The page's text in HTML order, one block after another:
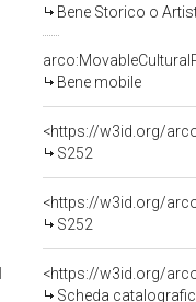
Bene Storico o
Bene mobile
<https://w3id.org/
S252
<https://w3id.org/
S252
<https://w3id.org/
Scheda